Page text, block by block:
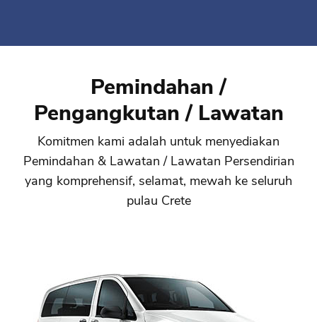
Pemindahan /
Pengangkutan / Lawatan
Komitmen kami adalah untuk menyediakan
Pemindahan & Lawatan / Lawatan Persendirian
yang komprehensif, selamat, mewah ke seluruh
pulau Crete